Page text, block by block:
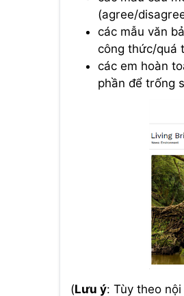
(agree/
các mẫu văn
công thức/quá
các em hoàn
phần để trống
(Lưu ý: Tùy theo